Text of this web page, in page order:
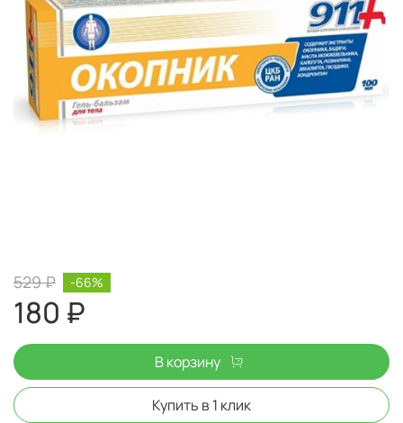
529 ₽
180 ₽
-66%
В корзину
Купить в 1 клик